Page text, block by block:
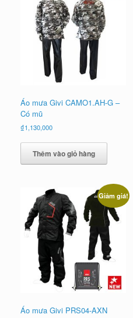
Áo mưa Givi CAMO1.AH-G –
Có mũ
₫1,130,000
Thêm vào giỏ hàng
Giảm giá!
Áo mưa Givi PRS04-AXN